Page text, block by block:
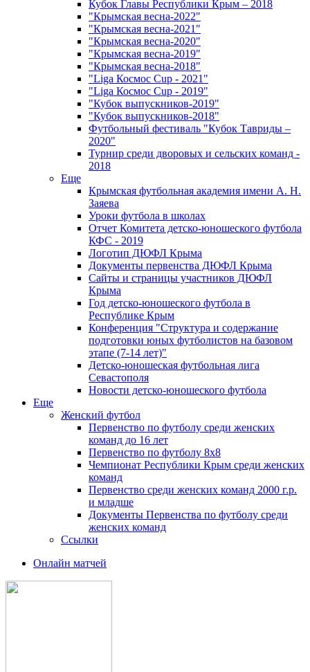
Кубок Главы Республики Крым – 2018
"Крымская весна-2022"
"Крымская весна-2021"
"Крымская весна-2020"
"Крымская весна-2019"
"Крымская весна-2018"
"Liga Космос Cup - 2021"
"Liga Космос Cup - 2019"
"Кубок выпускников-2019"
"Кубок выпускников-2018"
Футбольный фестиваль "Кубок Тавриды –
2020"
Турнир среди дворовых и сельских команд -
2018
Еще
Крымская футбольная академия имени А. Н.
Заяева
Уроки футбола в школах
Отчет Комитета детско-юношеского футбола
КФС - 2019
Логотип ДЮФЛ Крыма
Документы первенства ДЮФЛ Крыма
Сайты и страницы участников ДЮФЛ
Крыма
Год детско-юношеского футбола в
Республике Крым
Конференция "Структура и содержание
подготовки юных футболистов на базовом
этапе (7-14 лет)"
Детско-юношеская футбольная лига
Севастополя
Новости детско-юношеского футбола
Еще
Женский футбол
Первенство по футболу среди женских
команд до 16 лет
Первенство по футболу 8х8
Чемпионат Республики Крым среди женских
команд
Первенство среди женских команд 2000 г.р.
и младше
Документы Первенства по футболу среди
женских команд
Ссылки
Онлайн матчей